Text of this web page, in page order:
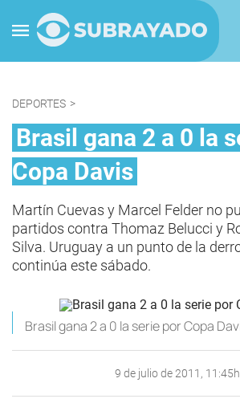
DEPORTES >
Brasil gana 2 a 0 la
Copa Davis
Martín Cuevas y Marcel Felder no
partidos contra Thomaz Belucci y
Silva. Uruguay a un punto de la
continúa este sábado.
Brasil gana 2 a 0 la serie por Copa
9 de julio de 2011,